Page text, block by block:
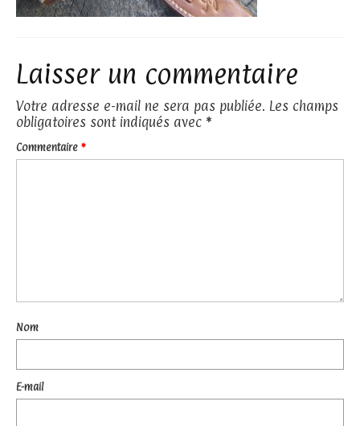
Laisser un commentaire
Votre adresse e-mail ne sera pas publiée. Les champs
obligatoires sont indiqués avec *
Commentaire *
Nom
E-mail